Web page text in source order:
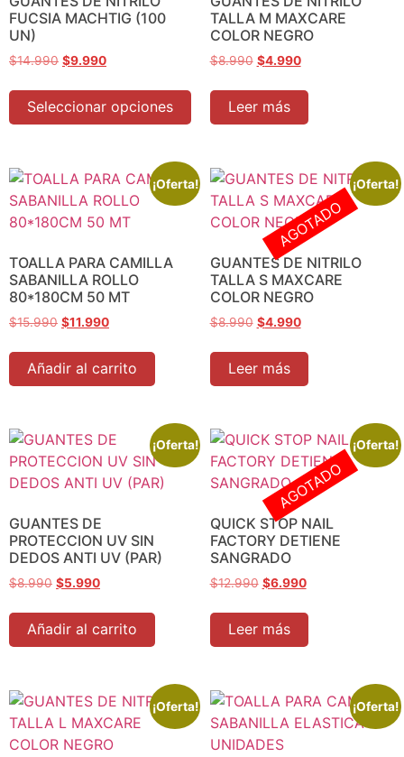
FUCSIA MACHTIG (100
UN)
$14.990 $9.990
Seleccionar opciones
TALLA M MAXCARE
COLOR NEGRO
$8.990 $4.990
Leer más
¡Oferta!
TOALLA PARA CAMILLA
SABANILLA ROLLO
80*180CM 50 MT
$15.990 $11.990
Añadir al carrito
¡Oferta!
GUANTES DE NITRILO
TALLA S MAXCARE
COLOR NEGRO
$8.990 $4.990
Leer más
AGOTADO
¡Oferta!
GUANTES DE
PROTECCION UV SIN
DEDOS ANTI UV (PAR)
$8.990 $5.990
Añadir al carrito
¡Oferta!
QUICK STOP NAIL
FACTORY DETIENE
SANGRADO
$12.990 $6.990
Leer más
AGOTADO
¡Oferta! ¡Oferta!